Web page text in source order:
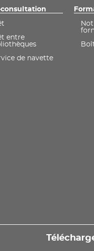
consultation
entre
de navette